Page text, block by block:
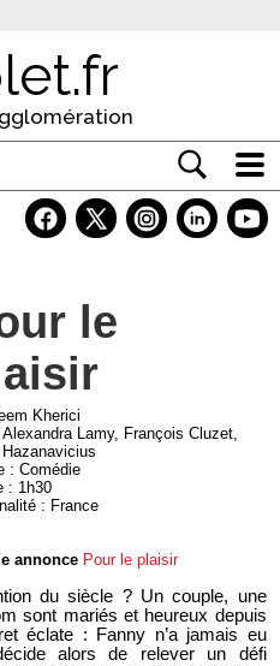
le
Kherici
Lamy, François Cluzet,
: Comédie
: 1h30
: France
annonce Pour le plaisir
du siècle ? Un couple, une
sont mariés et heureux depuis
éclate : Fanny n’a jamais eu
alors de relever un défi